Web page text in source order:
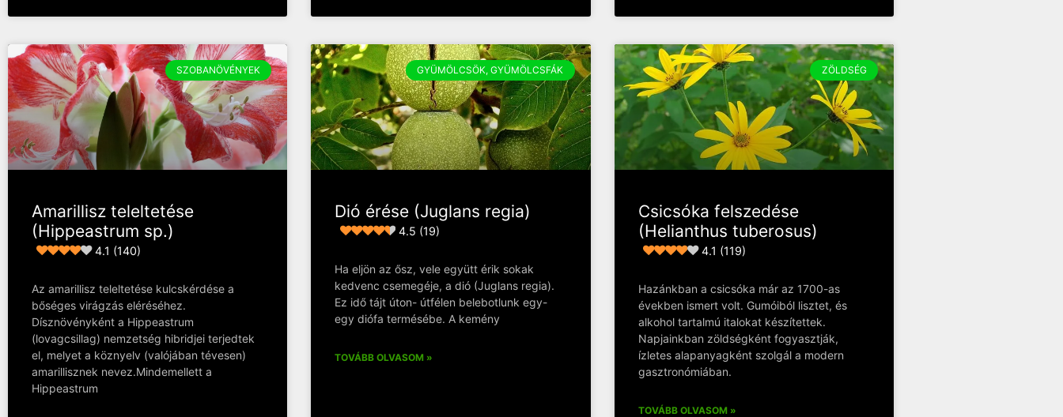
SZOBANÖVÉNYEK
Amarillisz teleltetése
(Hippeastrum sp.)
4.1 (140)
Az amarillisz teleltetése kulcskérdése a
bőséges virágzás eléréséhez.
Dísznövényként a Hippeastrum
(lovagcsillag) nemzetség hibridjei terjedtek
el, melyet a köznyelv (valójában tévesen)
amarillisznek nevez.Mindemellett a
Hippeastrum
GYÜMÖLCSÖK, GYÜMÖLCSFÁK
Dió érése (Juglans regia)
4.5 (19)
Ha eljön az ősz, vele együtt érik sokak
kedvenc csemegéje, a dió (Juglans regia).
Ez idő tájt úton- útfélen belebotlunk egy-
egy diófa termésébe. A kemény
TOVÁBB OLVASOM »
ZÖLDSÉG
Csicsóka felszedése
(Helianthus tuberosus)
4.1 (119)
Hazánkban a csicsóka már az 1700-as
években ismert volt. Gumóiból lisztet, és
alkohol tartalmú italokat készítettek.
Napjainkban zöldségként fogyasztják,
ízletes alapanyagként szolgál a modern
gasztronómiában.
TOVÁBB OLVASOM »